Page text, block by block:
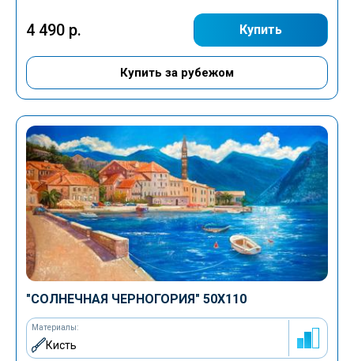
Купить
4 490 р.
Купить за рубежом
"СОЛНЕЧНАЯ ЧЕРНОГОРИЯ" 50Х110
Материалы:
Кисть